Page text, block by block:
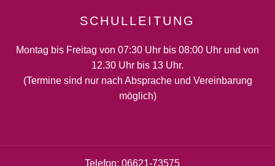
SCHULLEITUNG
Montag bis Freitag von 07:30 Uhr bis 08:00 Uhr und von
12.30 Uhr bis 13 Uhr.
(Termine sind nur nach Absprache und Vereinbarung
möglich)
Telefon: 06621-73575